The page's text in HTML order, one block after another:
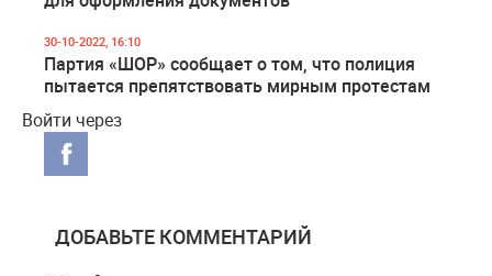
30-10-2022, 16:10
Партия «ШОР» сообщает о том, что полиция
пытается препятствовать мирным протестам
Войти через
ДОБАВЬТЕ КОММЕНТАРИЙ